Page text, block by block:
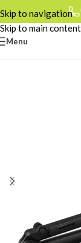
Skip to navigation
Skip to main content
Menu